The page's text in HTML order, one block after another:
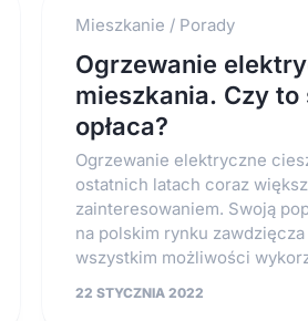
Mieszkanie / Porady
Ogrzewanie
mieszkania. Czy to
opłaca?
Ogrzewanie elektryczne
ostatnich latach coraz
zainteresowaniem. Swoją
na polskim rynku
wszystkim możliwości
22 STYCZNIA 2022